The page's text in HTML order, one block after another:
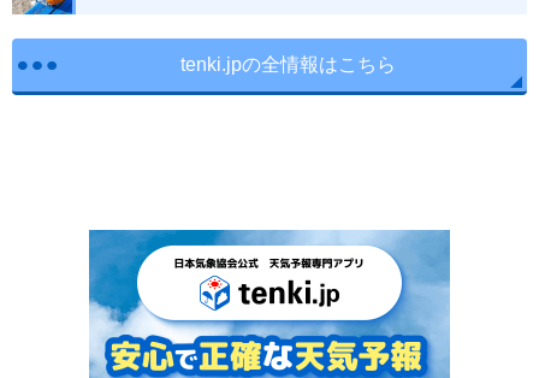
tenki.jpの全情報はこちら